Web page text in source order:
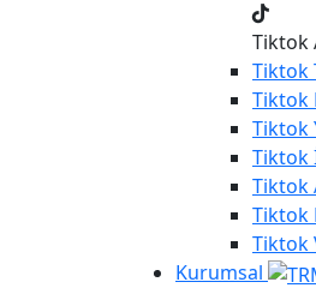
Tiktok
Tiktok
Tiktok
Tiktok
Tiktok
Tiktok
Tiktok
Tiktok
Kurumsal